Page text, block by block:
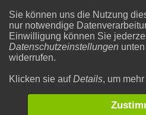
Hausmittel
Gesunder Schlaf
Sie können uns die Nutzung
nur notwendige
Einwilligung können Sie
Datenschutzeinstellungen
widerrufen.
Klicken sie aufDetails, um